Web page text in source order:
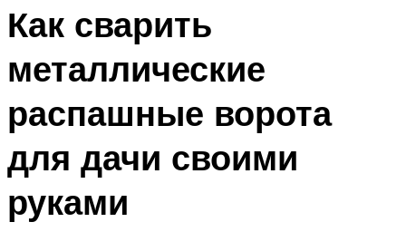
Как сварить
металлические
распашные ворота
для дачи своими
руками